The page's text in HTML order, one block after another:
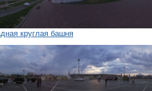
круглая башня